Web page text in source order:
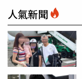
人氣新聞